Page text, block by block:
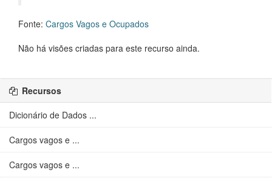
Fonte: Cargos Vagos e Ocupados
Não há visões criadas para este recurso ainda.
Recursos
Dicionário de Dados ...
Cargos vagos e ...
Cargos vagos e ...